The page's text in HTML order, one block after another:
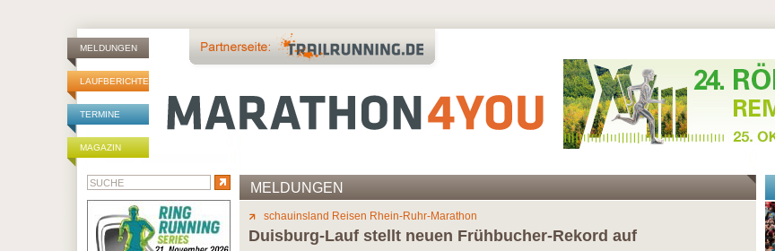
MELDUNGEN
LAUFBERICHTE
TERMINE
MAGAZIN
MELDUNGEN
schauinsland Reisen Rhein-Ruhr-Marathon
Duisburg-Lauf stellt neuen Frühbucher-Rekord auf